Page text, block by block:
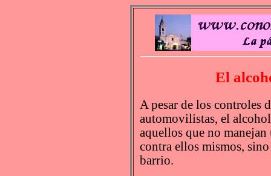
El
A pesar de los controles
automovilistas, el
aquellos que no
contra ellos mismos,
barrio.